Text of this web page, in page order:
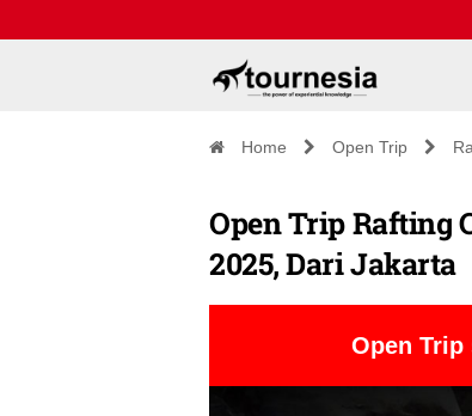
Home Open Trip
Open Trip Rafting
2025, Dari Jakarta
Open Trip